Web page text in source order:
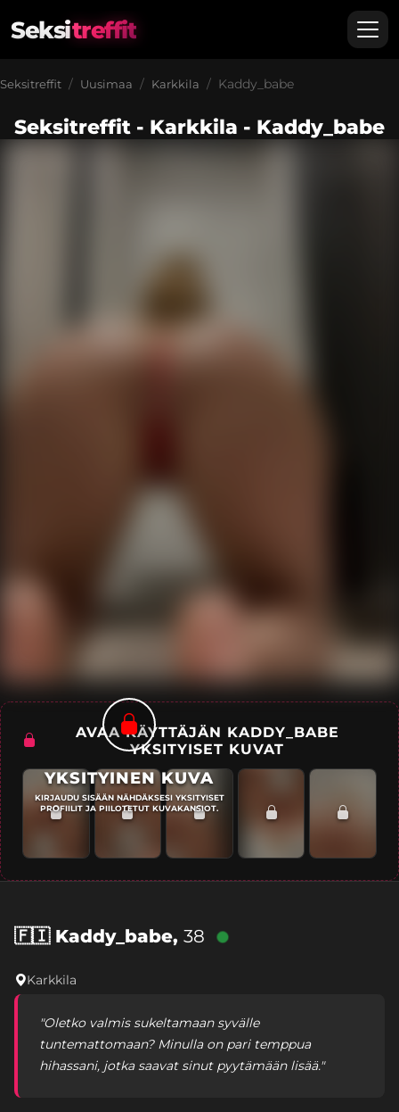
Seksitreffit
Seksitreffit Uusimaa Karkkila Kaddy_babe
Seksitreffit - Karkkila - Kaddy_babe
YKSITYINEN KUVA
KIRJAUDU SISÄÄN NÄHDÄKSESI YKSITYISET
PROFIILIT JA PIILOTETUT KUVAKANSIOT.
AVAA KÄYTTÄJÄN KADDY_BABE
YKSITYISET KUVAT
🇫🇮Kaddy_babe, 38
Karkkila
"Oletko valmis sukeltamaan syvälle
tuntemattomaan? Minulla on pari temppua
hihassani, jotka saavat sinut pyytämään lisää."